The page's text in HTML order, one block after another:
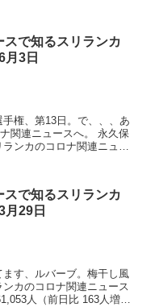
スで知るスリランカ
月3日
ニュースへ。 永久保
スで知るスリランカ
月29日
人（前日比 163人増）